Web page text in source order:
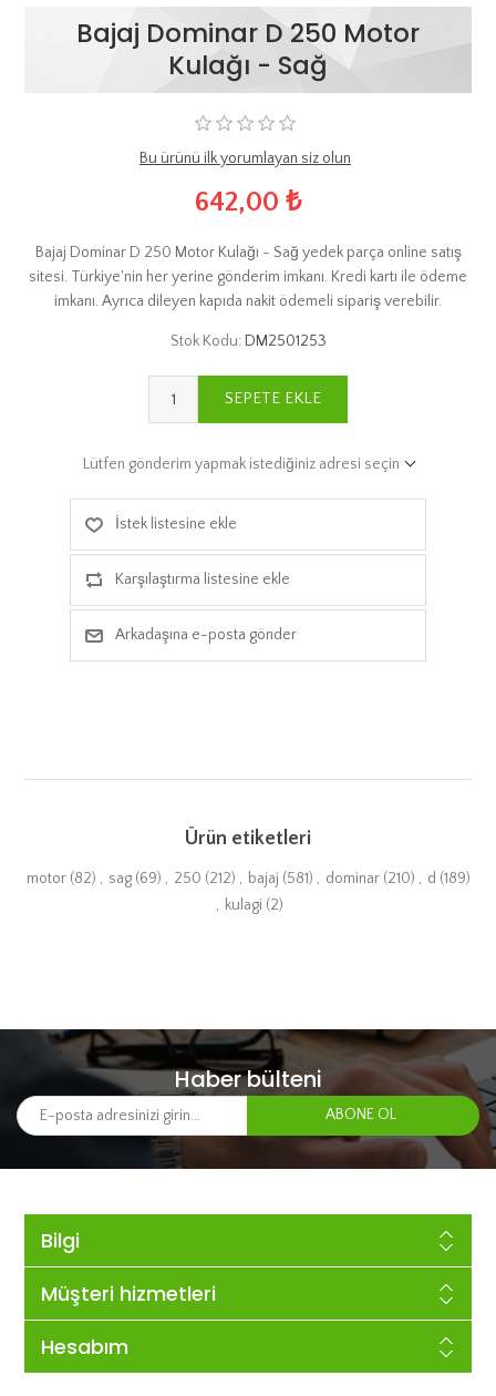
Bajaj Dominar D 250 Motor
Kulağı - Sağ
Bu ürünü ilk yorumlayan siz olun
642,00 ₺
Bajaj Dominar D 250 Motor Kulağı - Sağ yedek parça online satış
sitesi. Türkiye'nin her yerine gönderim imkanı. Kredi kartı ile ödeme
imkanı. Ayrıca dileyen kapıda nakit ödemeli sipariş verebilir.
Stok Kodu: DM2501253
SEPETE EKLE
Lütfen gönderim yapmak istediğiniz adresi seçin
İstek listesine ekle
Karşılaştırma listesine ekle
Arkadaşına e-posta gönder
Ürün etiketleri
motor (82) , sag (69) , 250 (212) , bajaj (581) , dominar (210) , d (189)
, kulagi (2)
Haber bülteni
Bilgi
Müşteri hizmetleri
Hesabım